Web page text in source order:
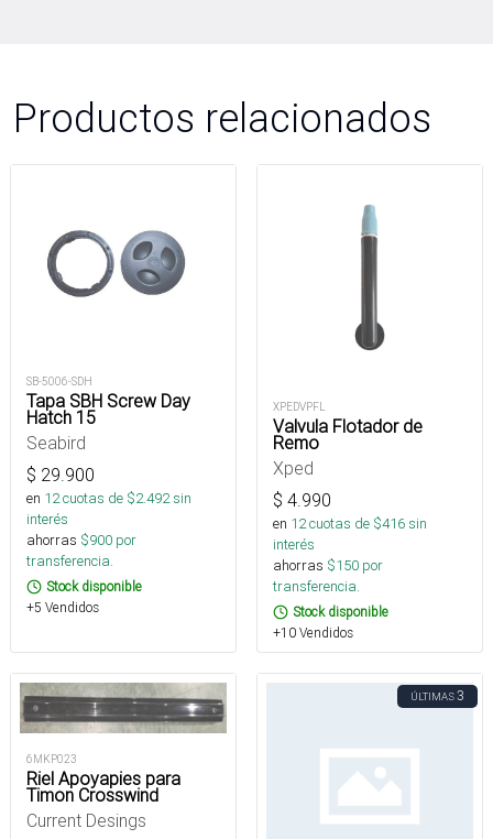
Productos relacionados
SB-5006-SDH
Tapa SBH Screw Day
Hatch 15
Seabird
$ 29.900
en 12cuotas de $2.492sin
interés
ahorras $900 por
transferencia.
Stock disponible
+5 Vendidos
XPEDVPFL
Valvula Flotador de
Remo
Xped
$ 4.990
en 12cuotas de $416sin
interés
ahorras $150 por
transferencia.
Stock disponible
+10 Vendidos
6MKP023
Riel Apoyapies para
Timon Crosswind
Current Desings
ÚLTIMAS3